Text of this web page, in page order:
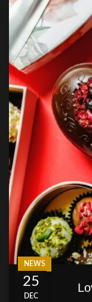
NEWS
25
DEC